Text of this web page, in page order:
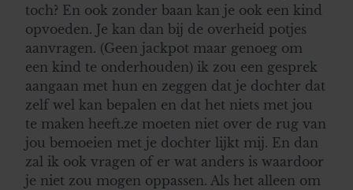
toch? En ook zonder baan kan je ook een kind
opvoeden. Je kan dan bij de overheid potjes
aanvragen. (Geen jackpot maar genoeg om
een kind te onderhouden) ik zou een gesprek
aangaan met hun en zeggen dat je dochter dat
zelf wel kan bepalen en dat het niets met jou
te maken heeft.ze moeten niet over de rug van
jou bemoeien met je dochter lijkt mij. En dan
zal ik ook vragen of er wat anders is waardoor
je niet zou mogen oppassen. Als het alleen om